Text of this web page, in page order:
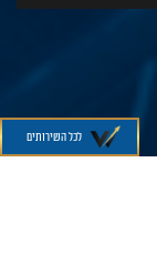
לכל השירותים